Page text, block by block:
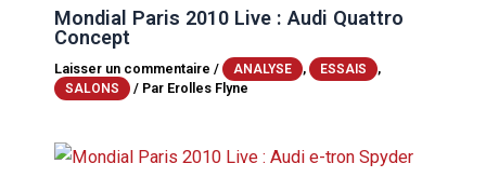
Mondial Paris 2010 Live : Audi Quattro
Concept
Laisser un commentaire / ANALYSE , ESSAIS ,
SALONS / Par Erolles Flyne